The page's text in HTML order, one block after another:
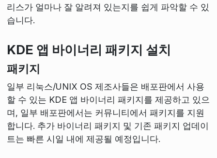
리스가 얼마나 잘 알려져 있는지를 쉽게 파악할 수 있
습니다.
KDE 앱 바이너리 패키지 설치
패키지
일부 리눅스/UNIX OS 제조사들은 배포판에서 사용
할 수 있는 KDE 앱 바이너리 패키지를 제공하고 있으
며, 일부 배포판에서는 커뮤니티에서 패키지를 지원
합니다. 추가 바이너리 패키지 및 기존 패키지 업데이
트는 빠른 시일 내에 제공될 예정입니다.